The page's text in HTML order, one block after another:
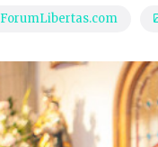
ForumLibertas.com